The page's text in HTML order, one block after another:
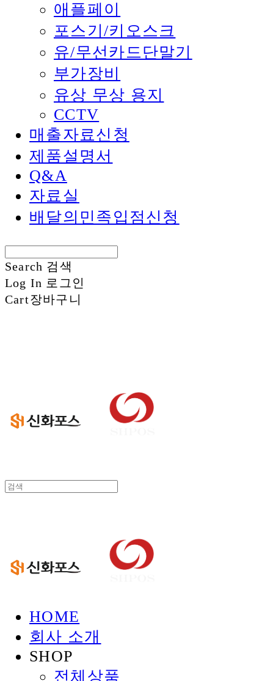
애플페이
포스기/키오스크
유/무선카드단말기
부가장비
유상 무상 용지
CCTV
매출자료신청
제품설명서
Q&A
자료실
배달의민족입점신청
Search 검색
Log In 로그인
Cart장바구니
HOME
회사 소개
SHOP
전체상품